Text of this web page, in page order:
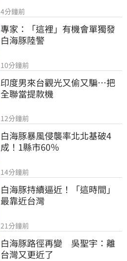
4分鐘前
專家：「這裡」有機會單獨發
白海豚陸警
10分鐘前
印度男來台觀光又偷又騙…把
全聯當提款機
12分鐘前
白海豚暴風侵襲率北北基破4
成！1縣市60％
14分鐘前
白海豚持續逼近！「這時間」
最靠近台灣
21分鐘前
白海豚路徑再變　吳聖宇：離
台灣又更近了